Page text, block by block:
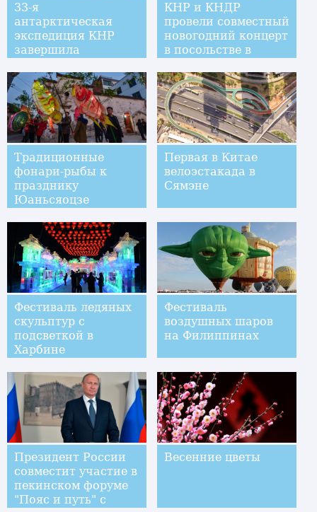
33-я
антарктическая
экспедиция КНР
завершила
самой высокой
широте в Южном
полушарии
КНР и КНДР
провели совместный
новогодний концерт
в посольстве в
Традиционные
фонари-рыбы к
празднику
Юаньсяоцзе
Первая в Китае
велоэстакада в
Сямэне
Фестиваль ледяных
скульптур с
подсветкой в
Харбине
Фестиваль
воздушных шаров
на Филиппинах
Президент России
совместит участие в
пекинском форуме
"Пояс и путь" с
Весенние цветы